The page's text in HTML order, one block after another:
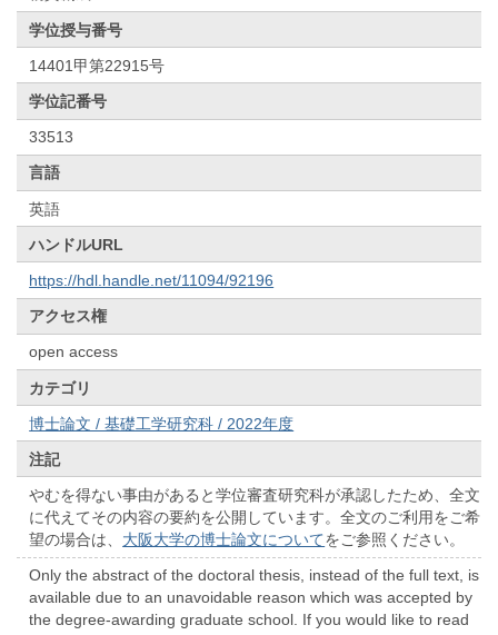
学位授与番号
14401甲第22915号
学位記番号
33513
言語
英語
ハンドルURL
https://hdl.handle.net/11094/92196
アクセス権
open access
カテゴリ
博士論文 / 基礎工学研究科 / 2022年度
注記
やむを得ない事由があると学位審査研究科が承認したため、全文
に代えてその内容の要約を公開しています。全文のご利用をご希
望の場合は、 大阪大学の博士論文についてをご参照ください。
Only the abstract of the doctoral thesis, instead of the full text, is
available due to an unavoidable reason which was accepted by
the degree-awarding graduate school. If you would like to read